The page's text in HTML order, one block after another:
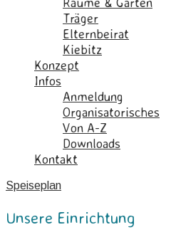
Träger
Elternbeirat
Kiebitz
Konzept
Infos
Anmeldung
Organisatorisches
Von A-Z
Downloads
Kontakt
Speiseplan
Unsere Einrichtung